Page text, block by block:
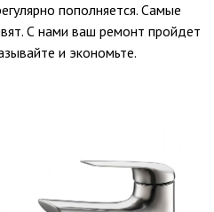
пополняется. Самые
С нами ваш ремонт пройдет
и экономьте.